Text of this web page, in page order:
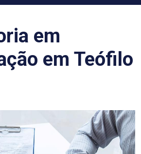
em
em Teófilo